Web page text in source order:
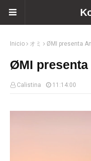
Inicio オミ ØMI presenta
ØMI
Calistina 11:14:00